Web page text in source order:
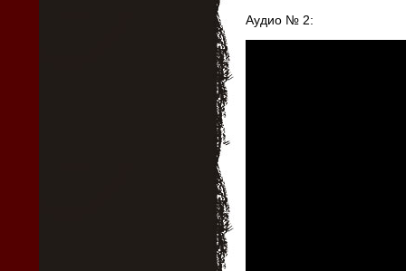
Аудио № 2: